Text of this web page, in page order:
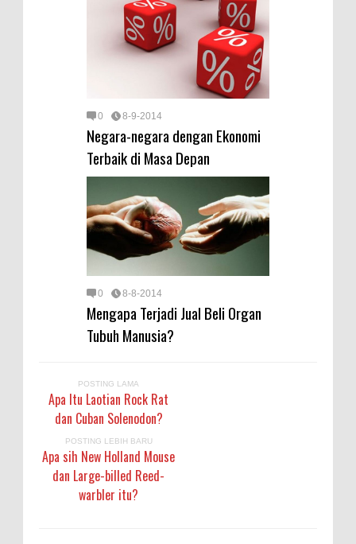
0 8-9-2014
Negara-negara dengan Ekonomi
Terbaik di Masa Depan
0 8-8-2014
Mengapa Terjadi Jual Beli Organ
Tubuh Manusia?
POSTING LAMA
Apa Itu Laotian Rock Rat
dan Cuban Solenodon?
POSTING LEBIH BARU
Apa sih New Holland Mouse
dan Large-billed Reed-
warbler itu?